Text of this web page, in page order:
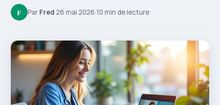
F Par Fred·26 mai 2026·10 min de lecture